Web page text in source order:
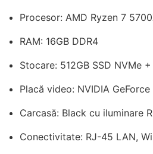
Procesor: AMD Ryzen 7
RAM: 16GB DDR4
Stocare: 512GB SSD NVMe +
Placă video: NVIDIA
Carcasă: Black cu iluminare
Conectivitate: RJ-45 LAN,